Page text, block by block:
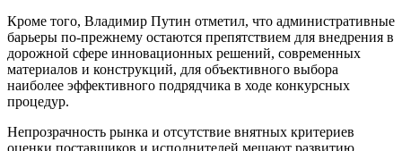
Кроме того, Владимир Путин отметил, что административные
барьеры по-прежнему остаются препятствием для внедрения в
дорожной сфере инновационных решений, современных
материалов и конструкций, для объективного выбора
наиболее эффективного подрядчика в ходе конкурсных
процедур.
Непрозрачность рынка и отсутствие внятных критериев